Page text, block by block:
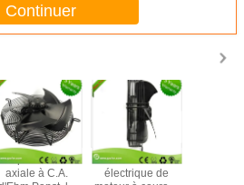
Continuer
la fan
axiale à C.A.
Fan axiale
électrique de